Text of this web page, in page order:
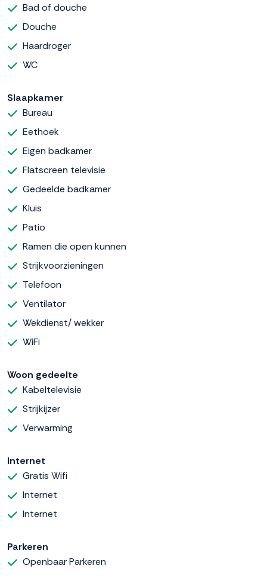
Bad of douche
Douche
Haardroger
WC
Slaapkamer
Bureau
Eethoek
Eigen badkamer
Flatscreen televisie
Gedeelde badkamer
Kluis
Patio
Ramen die open kunnen
Strijkvoorzieningen
Telefoon
Ventilator
Wekdienst/ wekker
WiFi
Woon gedeelte
Kabeltelevisie
Strijkijzer
Verwarming
Internet
Gratis Wifi
Internet
Internet
Parkeren
Openbaar Parkeren